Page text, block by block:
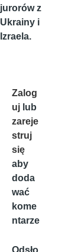
jurorów z
Ukrainy i
Izraela.
Zalog
uj lub
zareje
struj
się
aby
doda
wać
kome
ntarze